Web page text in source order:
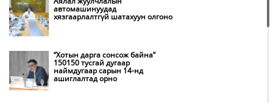
автомашинуудад
хязгаарлалтгүй шатахуун олгоно
“Хотын дарга сонсож байна”
150150 тусгай дугаар
наймдугаар сарын 14-нд
ашиглалтад орно